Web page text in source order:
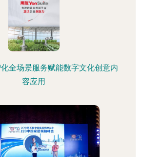
全场景服务赋能数字文化创意内
容应用